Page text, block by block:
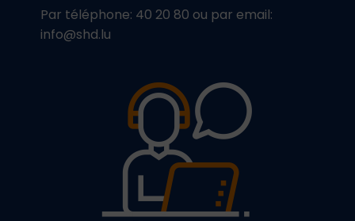
Par téléphone: 40 20 80 ou par email:
info@shd.lu